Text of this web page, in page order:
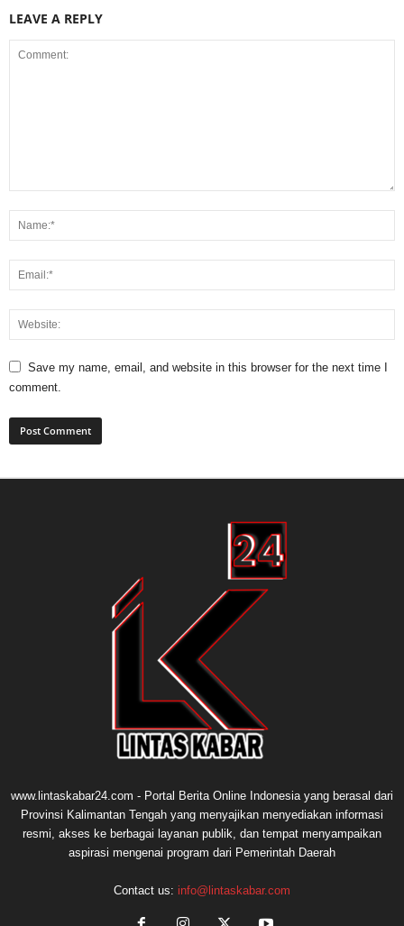
LEAVE A REPLY
Save my name, email, and website in this browser for the next time I
comment.
www.lintaskabar24.com - Portal Berita Online Indonesia yang berasal dari
Provinsi Kalimantan Tengah yang menyajikan menyediakan informasi
resmi, akses ke berbagai layanan publik, dan tempat menyampaikan
aspirasi mengenai program dari Pemerintah Daerah
Contact us: info@lintaskabar.com